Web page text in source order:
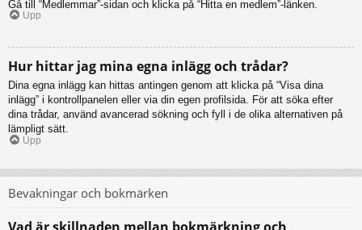
Gå till “Medlemmar”-sidan och klicka på “Hitta en medlem”-länken.
Upp
Hur hittar jag mina egna inlägg och trådar?
Dina egna inlägg kan hittas antingen genom att klicka på “Visa dina
inlägg” i kontrollpanelen eller via din egen profilsida. För att söka efter
dina trådar, använd avancerad sökning och fyll i de olika alternativen på
lämpligt sätt.
Upp
Bevakningar och bokmärken